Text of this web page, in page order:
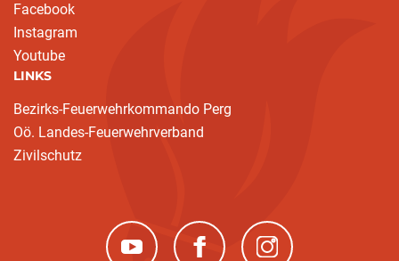
Facebook
Instagram
Youtube
LINKS
Bezirks-Feuerwehrkommando Perg
Oö. Landes-Feuerwehrverband
Zivilschutz